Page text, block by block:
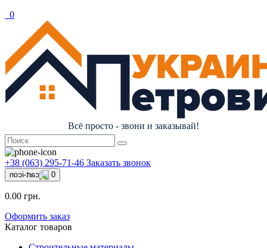
0
Всё просто - звони и заказывай!
+38 (063) 295-71-46 Заказать звонок
0
0.00 грн.
Оформить заказ
Каталог товаров